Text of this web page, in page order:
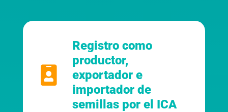
Registro como
productor,
exportador e
importador de
semillas por el ICA